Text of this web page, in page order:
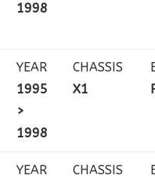
1998
YEAR
1995
>
1998
CHASSIS
X1
YEAR
CHASSIS